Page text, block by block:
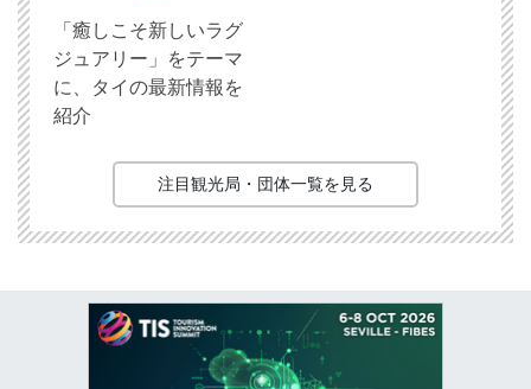
「癒しこそ新しいラグ
ジュアリー」をテーマ
に、タイの最新情報を
紹介
注目観光局・団体一覧を見る